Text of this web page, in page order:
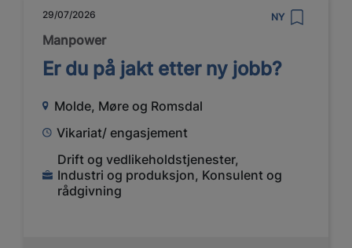
29/07/2026 NY
Manpower
Er du på jakt etter ny jobb?
Molde, Møre og Romsdal
Vikariat/ engasjement
Drift og vedlikeholdstjenester,
Industri og produksjon, Konsulent og
rådgivning